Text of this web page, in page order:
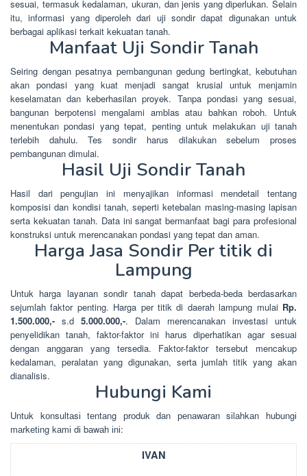
sesuai, termasuk kedalaman, ukuran, dan jenis yang diperlukan. Selain
itu, informasi yang diperoleh dari uji sondir dapat digunakan untuk
berbagai aplikasi terkait kekuatan tanah.
Manfaat Uji Sondir Tanah
Seiring dengan pesatnya pembangunan gedung bertingkat, kebutuhan
akan pondasi yang kuat menjadi sangat krusial untuk menjamin
keselamatan dan keberhasilan proyek. Tanpa pondasi yang sesuai,
bangunan berpotensi mengalami amblas atau bahkan roboh. Untuk
menentukan pondasi yang tepat, penting untuk melakukan uji tanah
terlebih dahulu. Tes sondir harus dilakukan sebelum proses
pembangunan dimulai.
Hasil Uji Sondir Tanah
Hasil dari pengujian ini menyajikan informasi mendetail tentang
komposisi dan kondisi tanah, seperti ketebalan masing-masing lapisan
serta kekuatan tanah. Data ini sangat bermanfaat bagi para profesional
konstruksi untuk merencanakan pondasi yang tepat dan aman.
Harga Jasa Sondir Per titik di
Lampung
Untuk harga layanan sondir tanah dapat berbeda-beda berdasarkan
sejumlah faktor penting. Harga per titik di daerah lampung mulai Rp.
1.500.000,- s.d 5.000.000,-. Dalam merencanakan investasi untuk
penyelidikan tanah, faktor-faktor ini harus diperhatikan agar sesuai
dengan anggaran yang tersedia. Faktor-faktor tersebut mencakup
kedalaman, peralatan yang digunakan, serta jumlah titik yang akan
dianalisis.
Hubungi Kami
Untuk kоnsultаsі tеntаng рrоduk dаn реnаwаrаn sіlаhkаn hubungі
mаrkеtіng kаmі dі bаwаh іnі:
IVAN